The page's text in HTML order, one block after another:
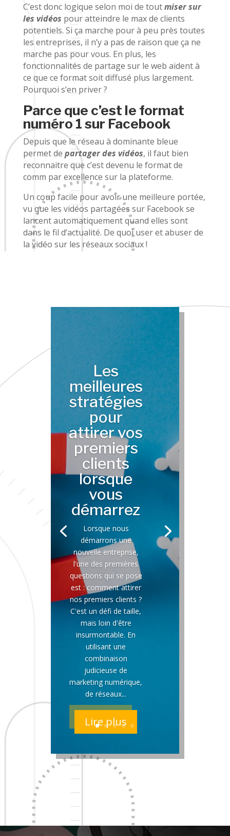
C’est donc logique selon moi de toutmiser sur
les vidéos pour atteindre le max de clients
potentiels. Si ça marche pour à peu près toutes
les entreprises, il n’y a pas de raison que ça ne
marche pas pour vous. En plus, les
fonctionnalités de partage sur le web aident à
ce que ce format soit diffusé plus largement.
Pourquoi s’en priver ?
Parce que c’est le format
numéro 1 sur Facebook
Depuis que le réseau à dominante bleue
permet de partager des vidéos, il faut bien
reconnaitre que c’est devenu le format de
comm par excellence sur la plateforme.
Un coup facile pour avoir une meilleure portée,
vu que les vidéos partagées sur Facebook se
lancent automatiquement quand elles sont
dans le fil d’actualité. De quoi user et abuser de
la vidéo sur les réseaux sociaux !
Les
meilleures
stratégies
pour
attirer vos
premiers
clients
lorsque
vous
démarrez
Lorsque nous
démarrons une
nouvelle entreprise,
l'une des premières
questions qui se pose
est : comment attirer
nos premiers clients ?
C'est un défi de taille,
mais loin d'être
insurmontable. En
utilisant une
combinaison
judicieuse de
marketing numérique,
de réseaux...
Lire plus